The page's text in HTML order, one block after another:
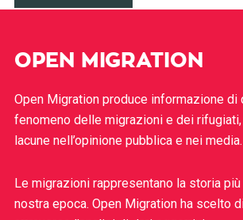
OPEN MIGRATION
Open Migration produce informazione di
fenomeno delle migrazioni e dei
lacune nell’opinione pubblica e nei media.
Le migrazioni rappresentano la storia
nostra epoca. Open Migration ha scelto